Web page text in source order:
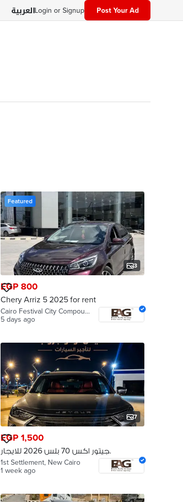
Login or Signup Post Your Ad
3
Featured
EGP 800
Chery Arriz 5 2025 for rent
Cairo Festival City Compound, Katam…
5 days ago
7
EGP 1,500
جيتور اكس 70 بلس 2026 للايجار
( بدون سائق )
1st Settlement, New Cairo
1 week ago